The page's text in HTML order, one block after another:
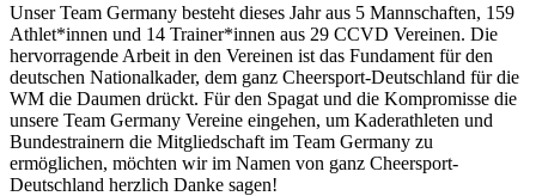
Unser Team Germany besteht dieses Jahr aus 5 Mannschaften, 159
Athlet*innen und 14 Trainer*innen aus 29 CCVD Vereinen. Die
hervorragende Arbeit in den Vereinen ist das Fundament für den
deutschen Nationalkader, dem ganz Cheersport-Deutschland für die
WM die Daumen drückt. Für den Spagat und die Kompromisse die
unsere Team Germany Vereine eingehen, um Kaderathleten und
Bundestrainern die Mitgliedschaft im Team Germany zu
ermöglichen, möchten wir im Namen von ganz Cheersport-
Deutschland herzlich Danke sagen!